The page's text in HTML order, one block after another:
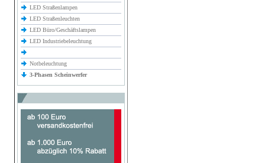
LED Straßenlampen
LED Straßenleuchten
LED Büro/Geschäftslampen
LED Industriebeleuchtung
Notbeleuchtung
3-Phasen Scheinwerfer